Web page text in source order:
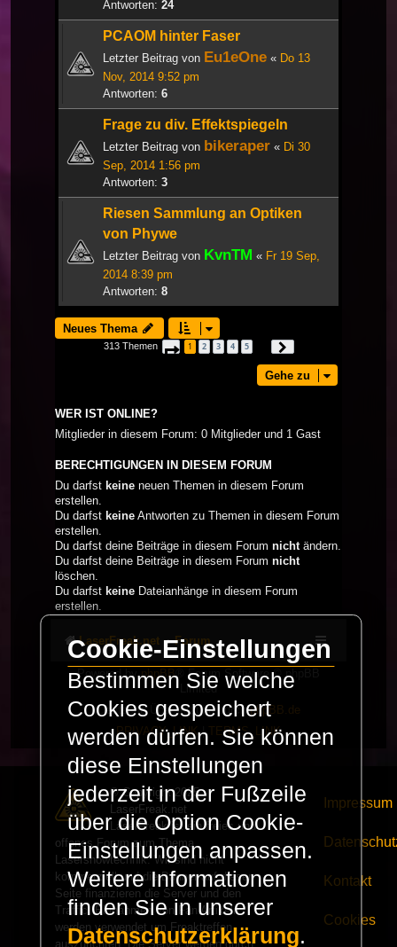
Antworten: 24
PCAOM hinter Faser
Letzter Beitrag von Eu1eOne « Do 13
Nov, 2014 9:52 pm
Antworten: 6
Frage zu div. Effektspiegeln
Letzter Beitrag von bikeraper « Di 30
Sep, 2014 1:56 pm
Antworten: 3
Riesen Sammlung an Optiken
von Phywe
Letzter Beitrag von KvnTM « Fr 19 Sep,
2014 8:39 pm
Antworten: 8
Neues Thema
313 Themen Seite 1von 11
1 2 3 4 5
Gehe zu
WER IST ONLINE?
Mitglieder in diesem Forum: 0 Mitglieder und 1 Gast
BERECHTIGUNGEN IN DIESEM FORUM
Du darfst keine neuen Themen in diesem Forum
erstellen.
Du darfst keine Antworten zu Themen in diesem Forum
erstellen.
Du darfst deine Beiträge in diesem Forum nicht ändern.
Du darfst deine Beiträge in diesem Forum nicht
löschen.
Du darfst keine Dateianhänge in diesem Forum
erstellen.
LaserFreak.net Forum
Powered byphpBB® Forum Software © phpBB
Limited
Deutsche Übersetzung durchphpBB.de
PRIVACY_LINK|TERMS_LINK
© Copyright 2025 -
LaserFreak.net
LaserFreak ist ein freies und
offenes Forum zum Thema
Lasershowtechnik. Wir sind nicht
kommerziell und die Banner auf dieser
Seite finanzieren die Server und den
Traffic. Einnahmen von Fan Artikeln
werden verwendet um Freaktreffen
auszurichten. Die Server werden durch
Impressum
Kontakt
Cookies
Cookie-Einstellungen
Bestimmen Sie welche
Cookies gespeichert
werden dürfen. Sie können
diese Einstellungen
jederzeit in der Fußzeile
über die Option Cookie-
Einstellungen anpassen.
Weitere Informationen
finden Sie in unserer
Datenschutzerklärung.